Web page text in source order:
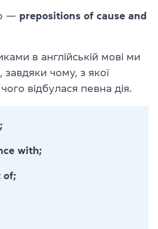
— prepositions of cause and
в англійській мові ми
чому, з якої
відбулася певна дія.
with;
of;